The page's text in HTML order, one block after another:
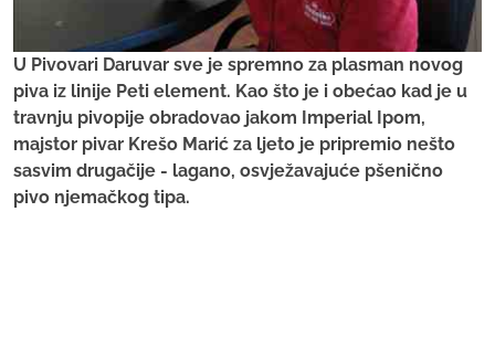
U Pivovari Daruvar sve je spremno za plasman novog
piva iz linije Peti element. Kao što je i obećao kad je u
travnju pivopije obradovao jakom Imperial Ipom,
majstor pivar Krešo Marić za ljeto je pripremio nešto
sasvim drugačije - lagano, osvježavajuće pšenično
pivo njemačkog tipa.